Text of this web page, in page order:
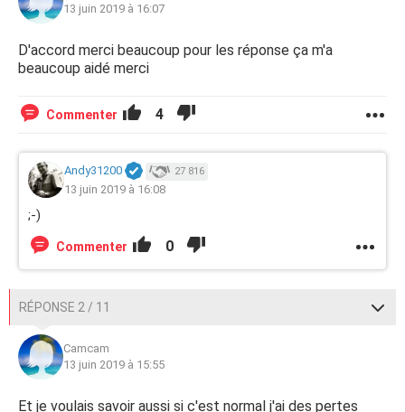
13 juin 2019 à 16:07
D'accord merci beaucoup pour les réponse ça m'a
beaucoup aidé merci
Commenter 4
Andy31200 27 816
13 juin 2019 à 16:08
;-)
Commenter 0
RÉPONSE 2 / 11
Camcam
13 juin 2019 à 15:55
Et je voulais savoir aussi si c'est normal j'ai des pertes